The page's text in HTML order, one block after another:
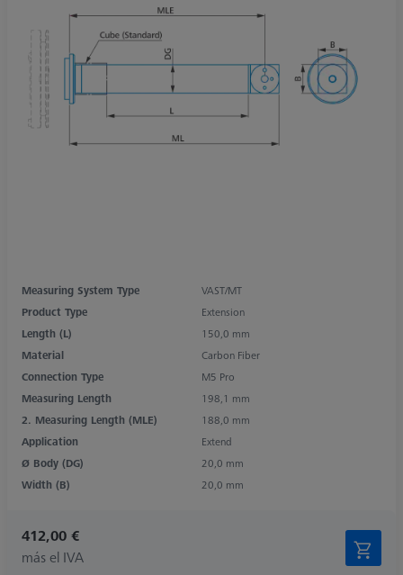
Measuring System Type
VAST/MT
Product Type
Extension
Length (L)
150,0 mm
Material
Carbon Fiber
Connection Type
M5 Pro
Measuring Length
198,1 mm
2. Measuring Length (MLE)
188,0 mm
Application
Extend
Ø Body (DG)
20,0 mm
Width (B)
20,0 mm
412,00 €
más el IVA